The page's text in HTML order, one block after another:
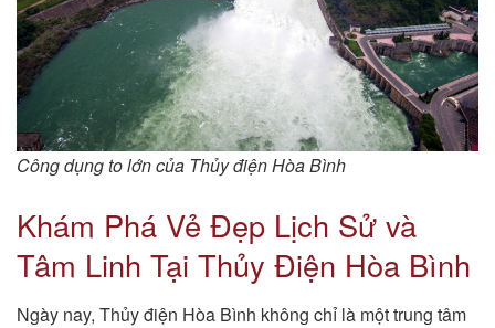
Công dụng to lớn của Thủy điện Hòa Bình
Khám Phá Vẻ Đẹp Lịch Sử và
Tâm Linh Tại Thủy Điện Hòa Bình
Ngày nay, Thủy điện Hòa Bình không chỉ là một trung tâm